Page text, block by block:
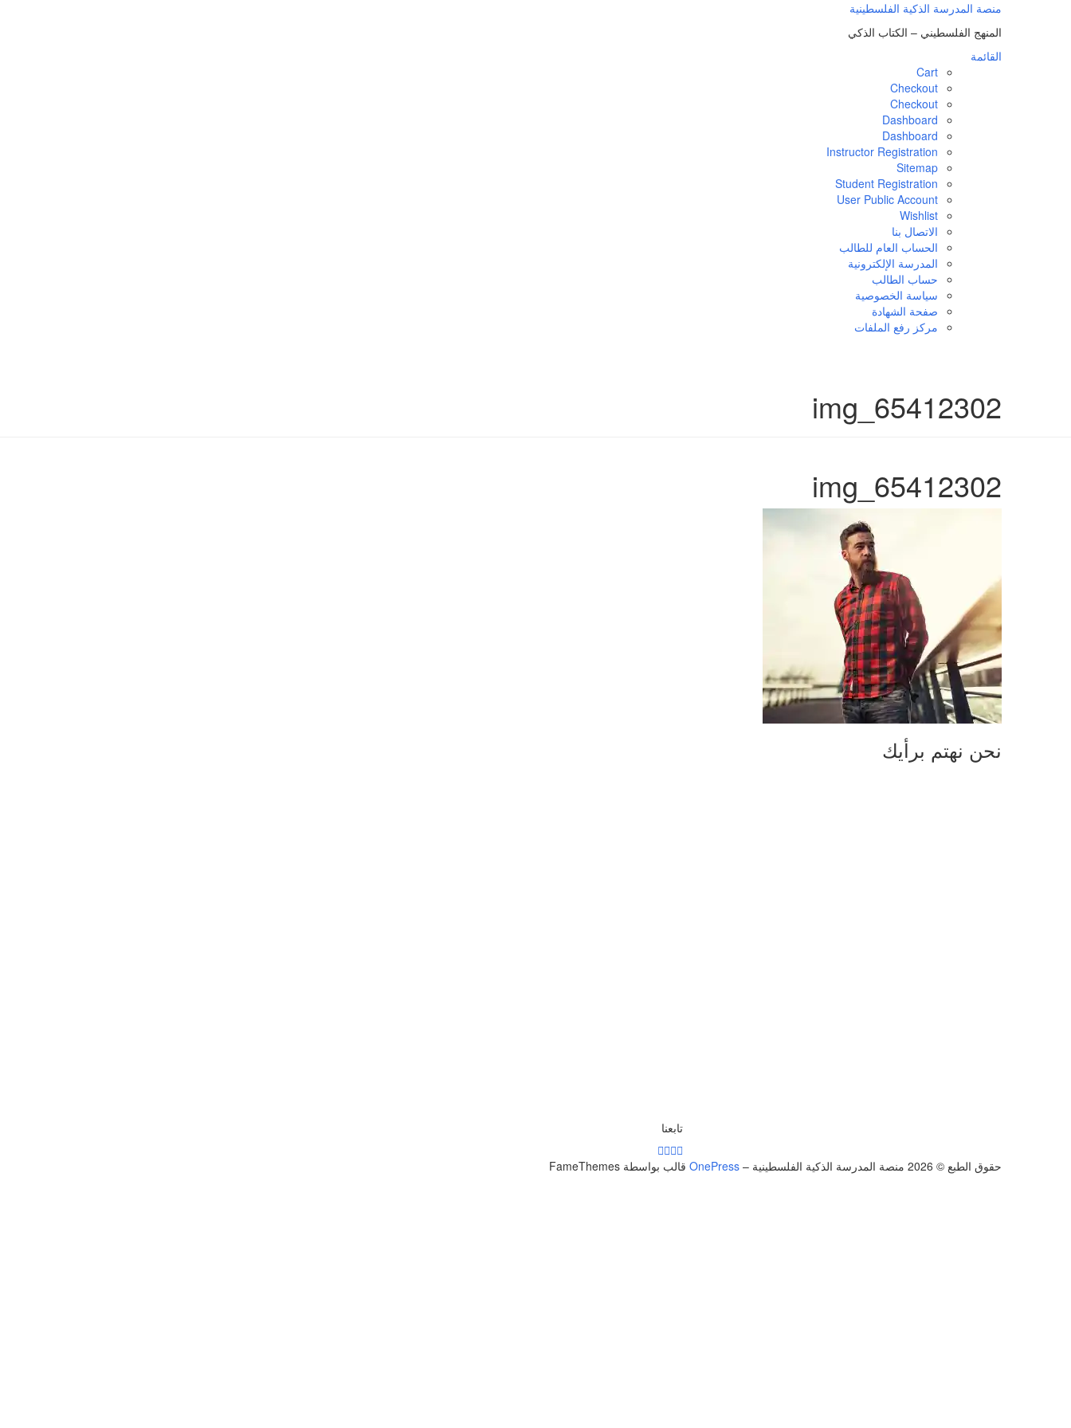
منصة المدرسة الذكية الفلسطينية
المنهج الفلسطيني – الكتاب الذكي
القائمة
Cart
Checkout
Checkout
Dashboard
Dashboard
Instructor Registration
Sitemap
Student Registration
User Public Account
Wishlist
الاتصال بنا
الحساب العام للطالب
المدرسة الإلكترونية
حساب الطالب
سياسة الخصوصية
صفحة الشهادة
مركز رفع الملفات
img_65412302
img_65412302
نحن نهتم برأيك
تابعنا
حقوق الطبع © 2026 منصة المدرسة الذكية الفلسطينية –
OnePress قالب بواسطة FameThemes